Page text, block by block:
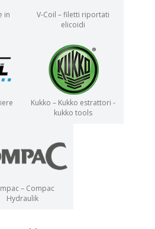
in
V-Coil – filetti riportati
elicoidi
Kukko – Kukko estrattori -
kukko tools
– Compac
Hydraulik